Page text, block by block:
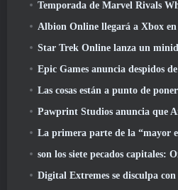
Temporada de Marvel Rivals
Albion Online llegará a Xbox
Star Trek Online lanza un minidocumental sobre los orígenes
Epic Games anuncia despidos de más de 1000 Empleados,
Las cosas están a punto de ponerse eléctricas en el
Pawprint Studios anuncia que Aniimo llegará a PlayStation 5
La primera parte de la “mayor expansión de área”
son los siete pecados capitales:
Digital Extremes se disculpa con los jugadores por la angustia